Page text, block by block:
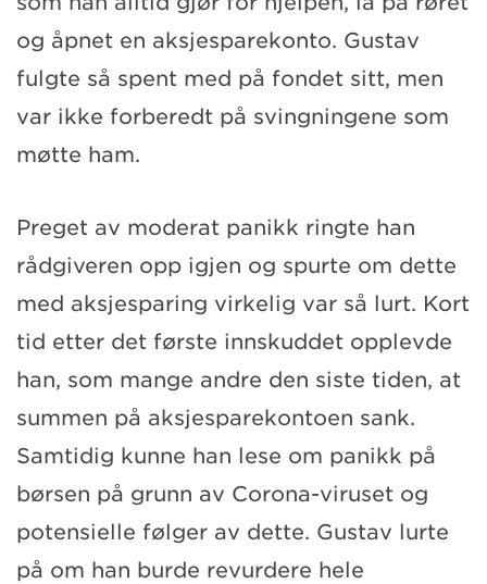
og åpnet en aksjesparekonto. Gustav
fulgte så spent med på fondet sitt, men
var ikke forberedt på svingningene som
møtte ham.
Preget av moderat panikk ringte han
rådgiveren opp igjen og spurte om dette
med aksjesparing virkelig var så lurt. Kort
tid etter det første innskuddet opplevde
han, som mange andre den siste tiden, at
summen på aksjesparekontoen sank.
Samtidig kunne han lese om panikk på
børsen på grunn av Corona-viruset og
potensielle følger av dette. Gustav lurte
på om han burde revurdere hele